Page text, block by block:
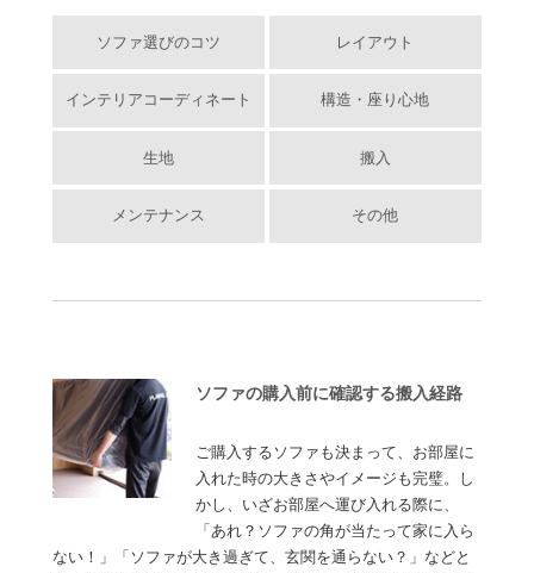
ソファ選びのコツ レイアウト
インテリアコーディネート 構造・座り心地
生地 搬入
メンテナンス その他
ソファの購入前に確認する搬入経路
ご購入するソファも決まって、お部屋に
入れた時の大きさやイメージも完璧。し
かし、いざお部屋へ運び入れる際に、
「あれ？ソファの角が当たって家に入ら
ない！」「ソファが大き過ぎて、玄関を通らない？」などと